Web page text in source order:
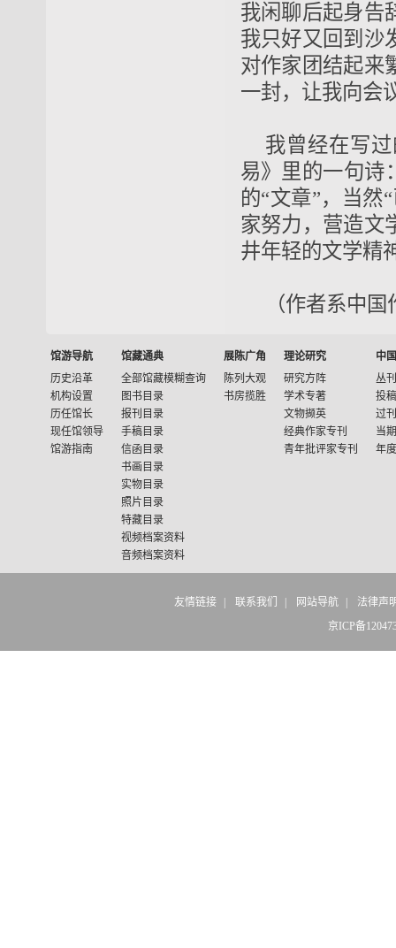
我闲聊后起身告
我只好又回到沙
对作家团结起来
一封，让我向会
我曾经在写
易》里的一句诗
的“文章”，当然
家努力，营造文
井年轻的文学精
（作者系中
馆游导航
历史沿革
机构设置
历任馆长
现任馆领导
馆游指南
馆藏通典
全部馆藏模糊查询
图书目录
报刊目录
手稿目录
信函目录
书画目录
实物目录
照片目录
特藏目录
视频档案资料
音频档案资料
展陈广角
陈列大观
书房揽胜
理论研究
研究方阵
学术专著
文物撷英
经典作家专刊
青年批评家专刊
中
丛
投
过
当
年
友情链接 联系我们 网站导航
法律声
京ICP备